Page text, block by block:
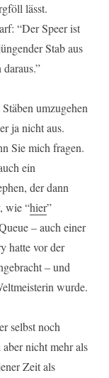
lässt.
“Der Speer ist
Stab aus
umzugehen
ja nicht aus.
Sie mich fragen.
ein
der dann
wie “hier”
– auch einer
hatte vor der
– und
wurde.
selbst noch
nicht mehr als
Zeit als